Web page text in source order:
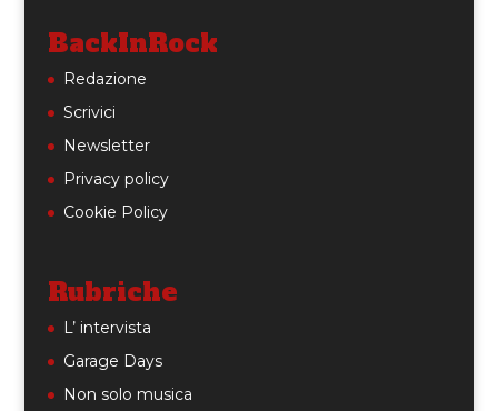
BackInRock
Redazione
Scrivici
Newsletter
Privacy policy
Cookie Policy
Rubriche
L’ intervista
Garage Days
Non solo musica